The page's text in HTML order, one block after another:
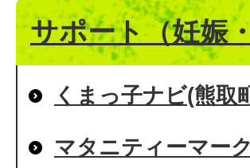
サポート（妊娠
くまっ子ナビ(熊取
マタニティーマーク